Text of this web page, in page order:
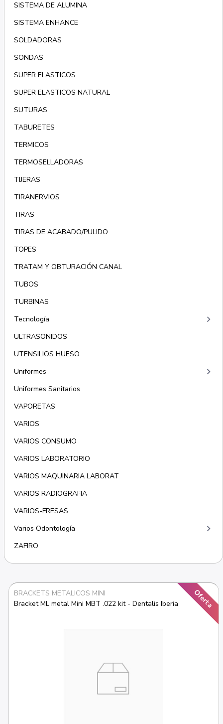
SISTEMA DE ALUMINA
SISTEMA ENHANCE
SOLDADORAS
SONDAS
SUPER ELASTICOS
SUPER ELASTICOS NATURAL
SUTURAS
TABURETES
TERMICOS
TERMOSELLADORAS
TIJERAS
TIRANERVIOS
TIRAS
TIRAS DE ACABADO/PULIDO
TOPES
TRATAM Y OBTURACIÓN CANAL
TUBOS
TURBINAS
Tecnología
keyboard_arrow_right
ULTRASONIDOS
UTENSILIOS HUESO
Uniformes
keyboard_arrow_right
Uniformes Sanitarios
VAPORETAS
VARIOS
VARIOS CONSUMO
VARIOS LABORATORIO
VARIOS MAQUINARIA LABORAT
VARIOS RADIOGRAFIA
VARIOS-FRESAS
Varios Odontología
keyboard_arrow_right
ZAFIRO
Oferta
BRACKETS METALICOS MINI
Bracket ML metal Mini MBT .022 kit - Dentalis Iberia